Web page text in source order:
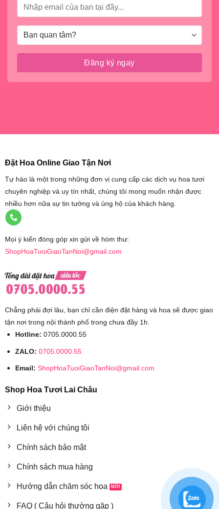
Đặt Hoa Online Giao Tận Nơi
Tự hào là một trong những đơn vị cung cấp các dịch vụ hoa tươi
chuyên nghiệp và uy tín nhất, chúng tôi mong muốn nhận được
nhiều hơn nữa sự tin tưởng và ủng hộ của khách hàng.
Mọi ý kiến đóng góp xin gửi về hòm thư:
ShopHoaTuoiGiaoTanNoi@gmail.com
Chẳng phải đợi lâu, bạn chỉ cần điện đặt hàng và hoa sẽ được giao
tận nơi trong nội thành phố trong chưa đầy 1h.
Hotline: 0705.0000.55
ZALO: 0705.0000.55
Email: ShopHoaTuoiGiaoTanNoi@gmail.com
Shop Hoa Tươi Lai Châu
Giới thiệu
Liên hệ với chúng tôi
Chính sách bảo mật
Chính sách mua hàng
Hướng dẫn chăm sóc hoa
FAQ ( Câu hỏi thường gặp )